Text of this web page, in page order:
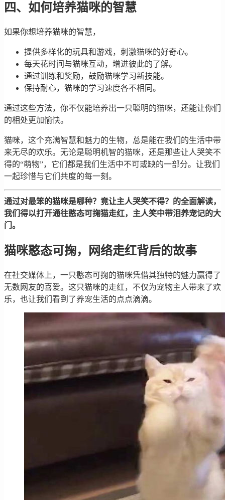
四、如何培养猫咪的智慧
如果你想培养猫咪的智慧，
提供多样化的玩具和游戏，刺激猫咪的好奇心。
每天花时间与猫咪互动，增进彼此的了解。
通过训练和奖励，鼓励猫咪学习新技能。
保持耐心，猫咪的学习速度各不相同。
通过这些方法，你不仅能培养出一只聪明的猫咪，还能让你们
的相处更加愉快。
猫咪，这个充满智慧和魅力的生物，总是能在我们的生活中带
来无尽的欢乐。无论是聪明机智的猫咪，还是那些让人哭笑不
得的“萌物”，它们都是我们生活中不可或缺的一部分。让我们
一起珍惜与它们共度的每一刻。
通过对最笨的猫咪是哪种？竟让主人哭笑不得？的全面解读，
我们得以打开通往憨态可掬猫走红，主人笑中带泪养宠记的大
门。
猫咪憨态可掬，网络走红背后的故事
在社交媒体上，一只憨态可掬的猫咪凭借其独特的魅力赢得了
无数网友的喜爱。这只猫咪的走红，不仅为宠物主人带来了欢
乐，也让我们看到了养宠生活的点点滴滴。